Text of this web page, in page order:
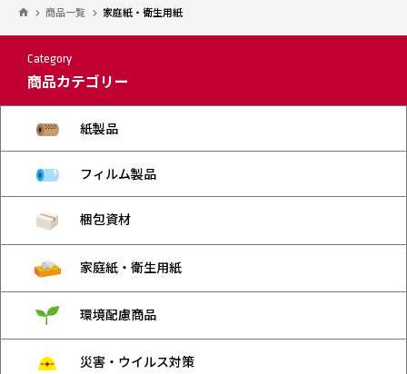
商品一覧 家庭紙・衛生用紙
Category
商品カテゴリー
紙製品
フィルム製品
梱包資材
家庭紙・衛生用紙
環境配慮商品
災害・ウイルス対策